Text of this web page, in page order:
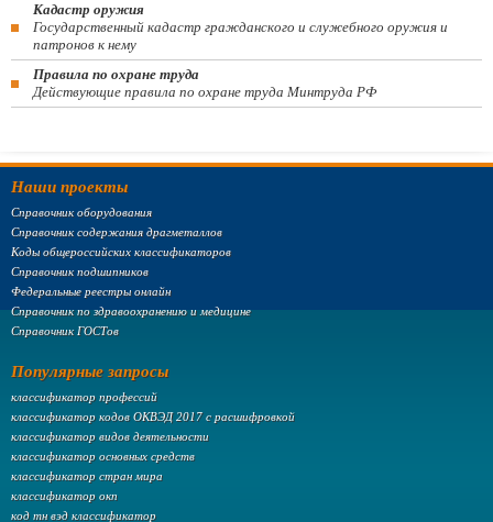
Кадастр оружия
Государственный кадастр гражданского и служебного оружия и
патронов к нему
Правила по охране труда
Действующие правила по охране труда Минтруда РФ
Наши проекты
Справочник оборудования
Справочник содержания драгметаллов
Коды общероссийских классификаторов
Справочник подшипников
Федеральные реестры онлайн
Справочник по здравоохранению и медицине
Справочник ГОСТов
Популярные запросы
классификатор профессий
классификатор кодов ОКВЭД 2017 с расшифровкой
классификатор видов деятельности
классификатор основных средств
классификатор стран мира
классификатор окп
код тн вэд классификатор